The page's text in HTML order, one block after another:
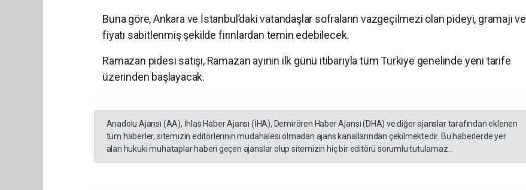
Buna göre, Ankara ve İstanbul’daki vatandaşlar sofraların vazgeçilmezi olan pideyi, gramajı ve
fiyatı sabitlenmiş şekilde fırınlardan temin edebilecek.
Ramazan pidesi satışı, Ramazan ayının ilk günü itibarıyla tüm Türkiye genelinde yeni tarife
üzerinden başlayacak.
Anadolu Ajansı (AA), İhlas Haber Ajansı (İHA), Demirören Haber Ajansı (DHA) ve diğer ajanslar tarafından eklenen
tüm haberler, sitemizin editörlerinin müdahalesi olmadan ajans kanallarından çekilmektedir. Bu haberlerde yer
alan hukuki muhataplar haberi geçen ajanslar olup sitemizin hiç bir editörü sorumlu tutulamaz...